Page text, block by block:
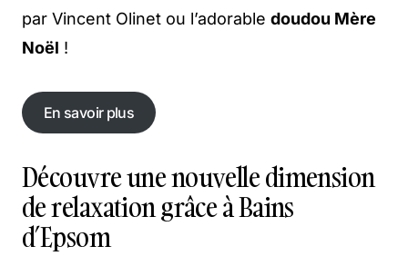
par Vincent Olinet ou l’adorable doudou Mère
Noël !
En savoir plus
En savoir plus
Découvre une nouvelle dimension
de relaxation grâce à Bains
d’Epsom